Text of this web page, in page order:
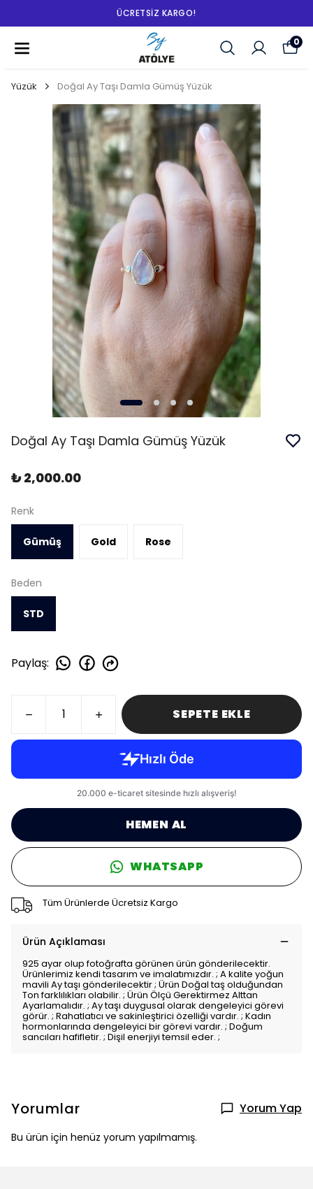
ÜCRETSIZ KARGO!
0
Yüzük Doğal Ay Taşı Damla Gümüş Yüzük
Doğal Ay Taşı Damla Gümüş Yüzük
₺ 2,000.00
Renk
Gümüş Gold Rose
Beden
STD
Paylaş:
SEPETE EKLE
HEMEN AL
WHATSAPP
Tüm Ürünlerde Ücretsiz Kargo
Ürün Açıklaması
925 ayar olup fotoğrafta görünen ürün gönderilecektir.
Ürünlerimiz kendi tasarım ve imalatımızdır. ; A kalite yoğun
mavili Ay taşı gönderilecektir ; Ürün Doğal taş olduğundan
Ton farklılıkları olabilir. ; Ürün Ölçü Gerektirmez Alttan
Ayarlamalıdır. ; Ay taşı duygusal olarak dengeleyici görevi
görür. ; Rahatlatıcı ve sakinleştirici özelliği vardır. ; Kadın
hormonlarında dengeleyici bir görevi vardır. ; Doğum
sancıları hafifletir. ; Dişil enerjiyi temsil eder. ;
Yorumlar Yorum Yap
Bu ürün için henüz yorum yapılmamış.